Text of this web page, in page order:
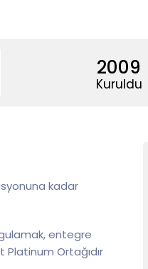
2009
Kuruldu
kadar
entegre
Ortağıdır